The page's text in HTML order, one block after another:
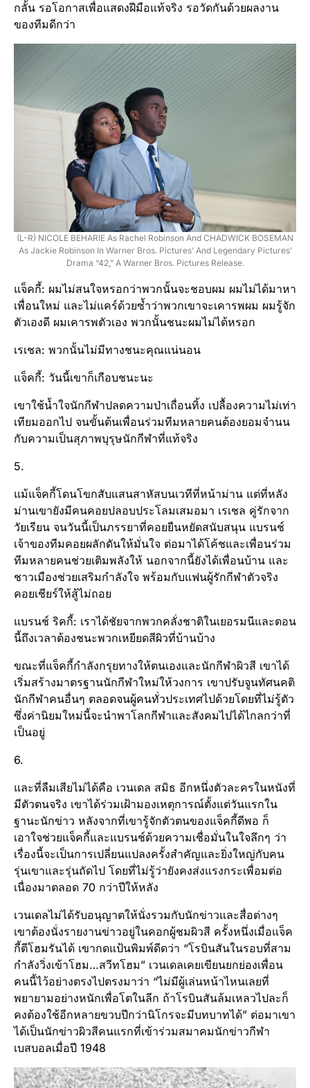
กลั้น รอโอกาสเพื่อแสดงฝีมือแท้จริง รอวัดกันด้วยผลงาน
ของทีมดีกว่า
(L-R) NICOLE BEHARIE As Rachel Robinson And CHADWICK BOSEMAN
As Jackie Robinson In Warner Bros. Pictures’ And Legendary Pictures’
Drama “42,” A Warner Bros. Pictures Release.
แจ็คกี้: ผมไม่สนใจหรอกว่าพวกนั้นจะชอบผม ผมไม่ได้มาหา
เพื่อนใหม่ และไม่แคร์ด้วยซ้ำว่าพวกเขาจะเคารพผม ผมรู้จัก
ตัวเองดี ผมเคารพตัวเอง พวกนั้นชนะผมไม่ได้หรอก
เรเชล: พวกนั้นไม่มีทางชนะคุณแน่นอน
แจ็คกี้: วันนี้เขาก็เกือบชนะนะ
เขาใช้น้ำใจนักกีฬาปลดความป่าเถื่อนทิ้ง เปลื้องความไม่เท่า
เทียมออกไป จนขั้นต้นเพื่อนร่วมทีมหลายคนต้องยอมจำนน
กับความเป็นสุภาพบุรุษนักกีฬาที่แท้จริง
5.
แม้แจ็คกี้โดนโขกสับแสนสาหัสบนเวทีที่หน้าม่าน แต่ที่หลัง
ม่านเขายังมีคนคอยปลอบประโลมเสมอมา เรเชล คู่รักจาก
วัยเรียน จนวันนี้เป็นภรรยาที่คอยยืนหยัดสนับสนุน แบรนช์
เจ้าของทีมคอยผลักดันให้มั่นใจ ต่อมาได้โค้ชและเพื่อนร่วม
ทีมหลายคนช่วยเติมพลังให้ นอกจากนี้ยังได้เพื่อนบ้าน และ
ชาวเมืองช่วยเสริมกำลังใจ พร้อมกับแฟนผู้รักกีฬาตัวจริง
คอยเชียร์ให้สู้ไม่ถอย
แบรนช์ ริคกี้: เราได้ชัยจากพวกคลั่งชาติในเยอรมนีและตอน
นี้ถึงเวลาต้องชนะพวกเหยียดสีผิวที่บ้านบ้าง
ขณะที่แจ็คกี้กำลังกรุยทางให้ตนเองและนักกีฬาผิวสี เขาได้
เริ่มสร้างมาตรฐานนักกีฬาใหม่ให้วงการ เขาปรับจูนทัศนคติ
นักกีฬาคนอื่นๆ ตลอดจนผู้คนทั่วประเทศไปด้วยโดยที่ไม่รู้ตัว
ซึ่งค่านิยมใหม่นี้จะนำพาโลกกีฬาและสังคมไปได้ไกลกว่าที่
เป็นอยู่
6.
และที่ลืมเสียไม่ได้คือ เวนเดล สมิธ อีกหนึ่งตัวละครในหนังที่
มีตัวตนจริง เขาได้ร่วมเฝ้ามองเหตุการณ์ตั้งแต่วันแรกใน
ฐานะนักข่าว หลังจากที่เขารู้จักตัวตนของแจ็คกี้ดีพอ ก็
เอาใจช่วยแจ็คกี้และแบรนช์ด้วยความเชื่อมั่นในใจลึกๆ ว่า
เรื่องนี้จะเป็นการเปลี่ยนแปลงครั้งสำคัญและยิ่งใหญ่กับคน
รุ่นเขาและรุ่นถัดไป โดยที่ไม่รู้ว่ายังคงส่งแรงกระเพื่อมต่อ
เนื่องมาตลอด 70 กว่าปีให้หลัง
เวนเดลไม่ได้รับอนุญาตให้นั่งรวมกับนักข่าวและสื่อต่างๆ
เขาต้องนั่งรายงานข่าวอยู่ในคอกผู้ชมผิวสี ครั้งหนึ่งเมื่อแจ็ค
กี้ตีโฮมรันได้ เขากดแป้นพิมพ์ดีดว่า “โรบินสันในรอบที่สาม
กำลังวิ่งเข้าโฮม…สวีทโฮม” เวนเดลเคยเขียนยกย่องเพื่อน
คนนี้ไว้อย่างตรงไปตรงมาว่า “ไม่มีผู้เล่นหน้าไหนเลยที่
พยายามอย่างหนักเพื่อโตในลีก ถ้าโรบินสันล้มเหลวไปละก็
คงต้องใช้อีกหลายขวบปีกว่านิโกรจะมีบทบาทได้” ต่อมาเขา
ได้เป็นนักข่าวผิวสีคนแรกที่เข้าร่วมสมาคมนักข่าวกีฬา
เบสบอลเมื่อปี 1948